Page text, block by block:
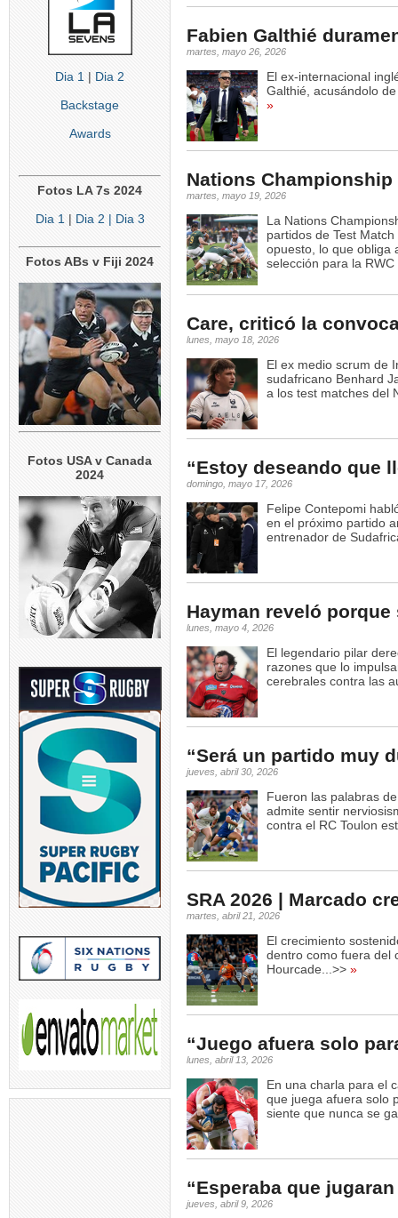
Dia 1 | Dia 2
Backstage
Awards
Fotos LA 7s 2024
Dia 1 | Dia 2 | Dia 3
Fotos ABs v Fiji 2024
Fotos USA v Canada
2024
Fabien Galthié
martes, mayo 26, 2026
El ex-internacional
Galthié, acusándolo
»
Nations Championship
martes, mayo 19, 2026
La Nations
partidos de Test
opuesto, lo que obliga
selección para la RWC
Care, criticó la
lunes, mayo 18, 2026
El ex medio scrum de
sudafricano Benhard
a los test matches del
“Estoy deseando que
domingo, mayo 17, 2026
Felipe Contepomi
en el próximo partido
entrenador de
Hayman reveló
lunes, mayo 4, 2026
El legendario pilar
razones que lo
cerebrales contra las
“Será un partido muy
jueves, abril 30, 2026
Fueron las palabras
admite sentir
contra el RC Toulon
SRA 2026 | Marcado
martes, abril 21, 2026
El crecimiento
dentro como fuera del
Hourcade...>> »
“Juego afuera solo
lunes, abril 13, 2026
En una charla para el
que juega afuera solo
siente que nunca se
“Esperaba que
jueves, abril 9, 2026